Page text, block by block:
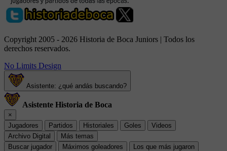
Copyright 2005 - 2026 Historia de Boca Juniors | Todos los
derechos reservados.
No Limits Design
Asistente: ¿qué andás buscando?
Asistente Historia de Boca
×
Jugadores
Partidos Historiales Goles
Videos
Archivo Digital
Más temas
Buscar jugador
Máximos goleadores
Los que más jugaron